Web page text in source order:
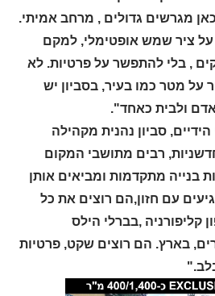
מגרשים גדולים , מרחב אמיתי.
ציר שמש אופטימלי, למקם
, בלי להתפשר על פרטיות. לא
על מטר כמו בעיר, בסביון יש
ולבית כאחד".
סביון נהנית מקהילה
רבים מתושבי המקום
בנייה מתקדמות ומביאים אותן
עם חזון,הם רוצים את כל
קליפורניה ,בברלי הילס
בארץ. הם רוצים שקט, פרטיות